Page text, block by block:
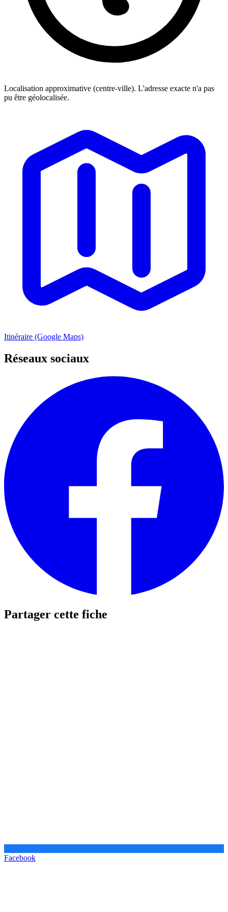
Localisation approximative (centre-ville). L'adresse exacte n'a pas
pu être géolocalisée.
Itinéraire (Google Maps)
Réseaux sociaux
Partager cette fiche
Facebook